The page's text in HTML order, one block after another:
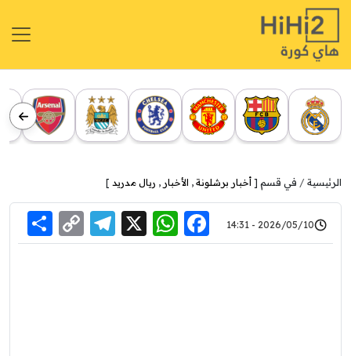
الرئيسية في قسم [ أخبار برشلونة , الأخبار , ريال مدريد ]
2026/05/10 - 14:31
Facebook
WhatsApp
X
Link